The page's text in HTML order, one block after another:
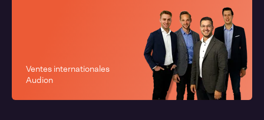
Ventes internationales
Audion